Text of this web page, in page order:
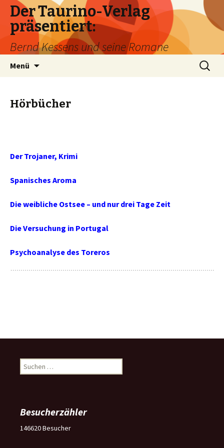
Der Taurino-Verlag
präsentiert:
Bernd Kessens und seine Romane
Menü
Suchen
nach:
Hörbücher
Der Trojaner, Krimi
Spanisches Aroma
Die weibliche Ostsee – und nur drei Tage Zeit
Die Versuchung in Portugal
Psychoanalyse des Toreros
Suchen
nach:
Besucherzähler
146620Besucher